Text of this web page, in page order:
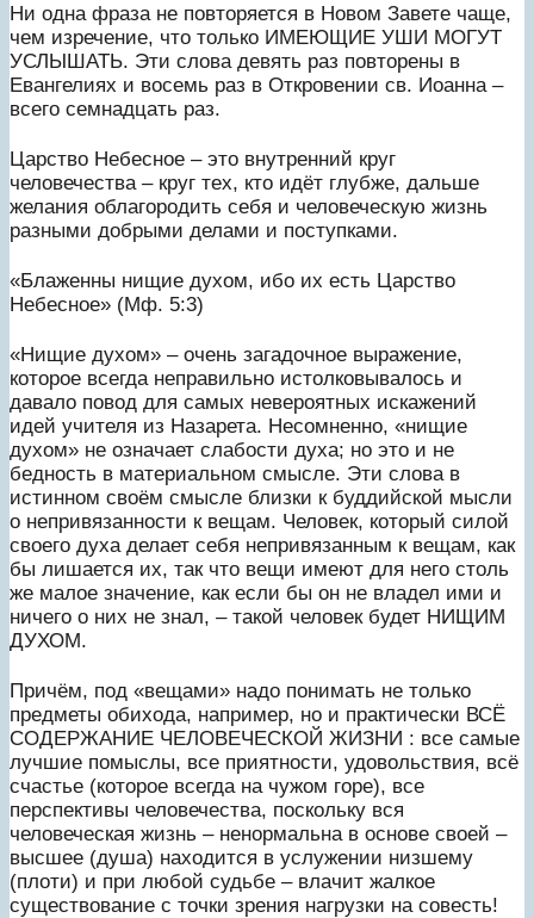
Ни одна фраза не повторяется в Новом Завете чаще,
чем изречение, что только ИМЕЮЩИЕ УШИ МОГУТ
УСЛЫШАТЬ. Эти слова девять раз повторены в
Евангелиях и восемь раз в Откровении св. Иоанна –
всего семнадцать раз.
Царство Небесное – это внутренний круг
человечества – круг тех, кто идёт глубже, дальше
желания облагородить себя и человеческую жизнь
разными добрыми делами и поступками.
«Блаженны нищие духом, ибо их есть Царство
Небесное» (Мф. 5:3)
«Нищие духом» – очень загадочное выражение,
которое всегда неправильно истолковывалось и
давало повод для самых невероятных искажений
идей учителя из Назарета. Несомненно, «нищие
духом» не означает слабости духа; но это и не
бедность в материальном смысле. Эти слова в
истинном своём смысле близки к буддийской мысли
о непривязанности к вещам. Человек, который силой
своего духа делает себя непривязанным к вещам, как
бы лишается их, так что вещи имеют для него столь
же малое значение, как если бы он не владел ими и
ничего о них не знал, – такой человек будет НИЩИМ
ДУХОМ.
Причём, под «вещами» надо понимать не только
предметы обихода, например, но и практически ВСЁ
СОДЕРЖАНИЕ ЧЕЛОВЕЧЕСКОЙ ЖИЗНИ : все самые
лучшие помыслы, все приятности, удовольствия, всё
счастье (которое всегда на чужом горе), все
перспективы человечества, поскольку вся
человеческая жизнь – ненормальна в основе своей –
высшее (душа) находится в услужении низшему
(плоти) и при любой судьбе – влачит жалкое
существование с точки зрения нагрузки на совесть!